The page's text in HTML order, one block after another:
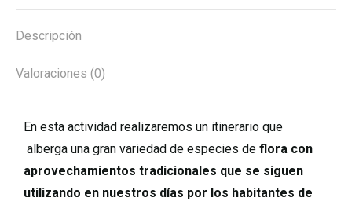
Descripción
Valoraciones (0)
En esta actividad realizaremos un itinerario que
alberga una gran variedad de especies de flora con
aprovechamientos tradicionales que se siguen
utilizando en nuestros días por los habitantes de